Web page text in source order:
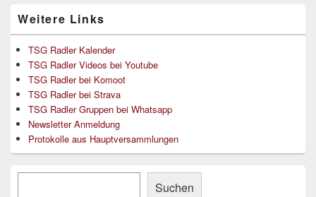
Weitere Links
TSG Radler Kalender
TSG Radler Videos bei Youtube
TSG Radler bei Komoot
TSG Radler bei Strava
TSG Radler Gruppen bei Whatsapp
Newsletter Anmeldung
Protokolle aus Hauptversammlungen
Suchen